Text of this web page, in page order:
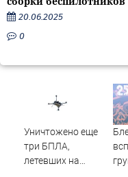
20.06.2025
0
Уничтожено еще
три БПЛА,
летевших на